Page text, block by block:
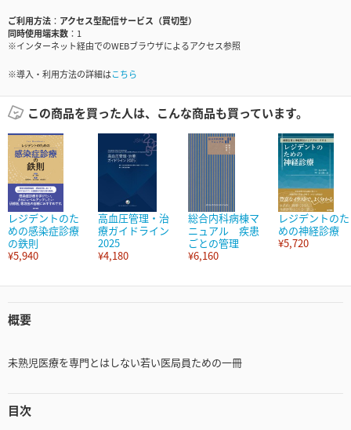
ご利用方法
アクセス型配信サービス（買切型）
同時使用端末数
1
※インターネット経由でのWEBブラウザによるアクセス参照
※導入・利用方法の詳細はこちら
この商品を買った人は、こんな商品も買っています。
レジデントのた
めの感染症診療
の鉄則
¥5,940
高血圧管理・治
療ガイドライン
2025
¥4,180
総合内科病棟マ
ニュアル 疾患
ごとの管理
¥6,160
レジデントのた
めの神経診療
¥5,720
概要
未熟児医療を専門とはしない若い医局員ための一冊
目次